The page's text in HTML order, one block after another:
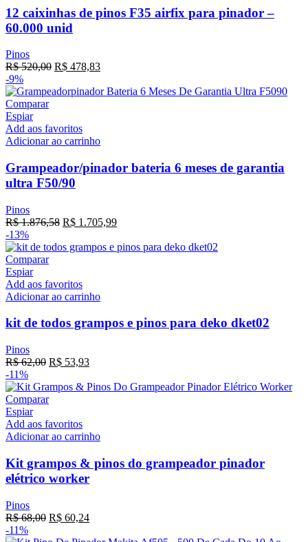
12 caixinhas de pinos F35 airfix para pinador –
60.000 unid
Pinos
R$520,00 R$ 478,83
-9%
Comparar
Espiar
Add aos favoritos
Adicionar ao carrinho
Grampeador/pinador bateria 6 meses de garantia
ultra F50/90
Pinos
R$1.876,58 R$ 1.705,99
-13%
Comparar
Espiar
Add aos favoritos
Adicionar ao carrinho
kit de todos grampos e pinos para deko dket02
Pinos
R$62,00 R$ 53,93
-11%
Comparar
Espiar
Add aos favoritos
Adicionar ao carrinho
Kit grampos & pinos do grampeador pinador
elétrico worker
Pinos
R$68,00 R$ 60,24
-11%